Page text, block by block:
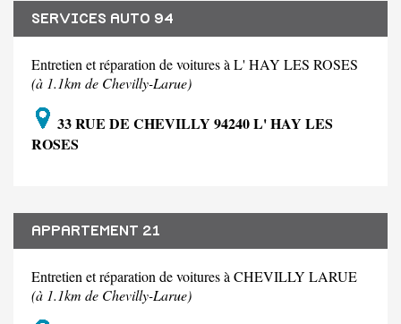
SERVICES AUTO 94
Entretien et réparation de voitures à L' HAY LES ROSES
(à 1.1km de Chevilly-Larue)
33 RUE DE CHEVILLY 94240 L' HAY LES
ROSES
APPARTEMENT 21
Entretien et réparation de voitures à CHEVILLY LARUE
(à 1.1km de Chevilly-Larue)